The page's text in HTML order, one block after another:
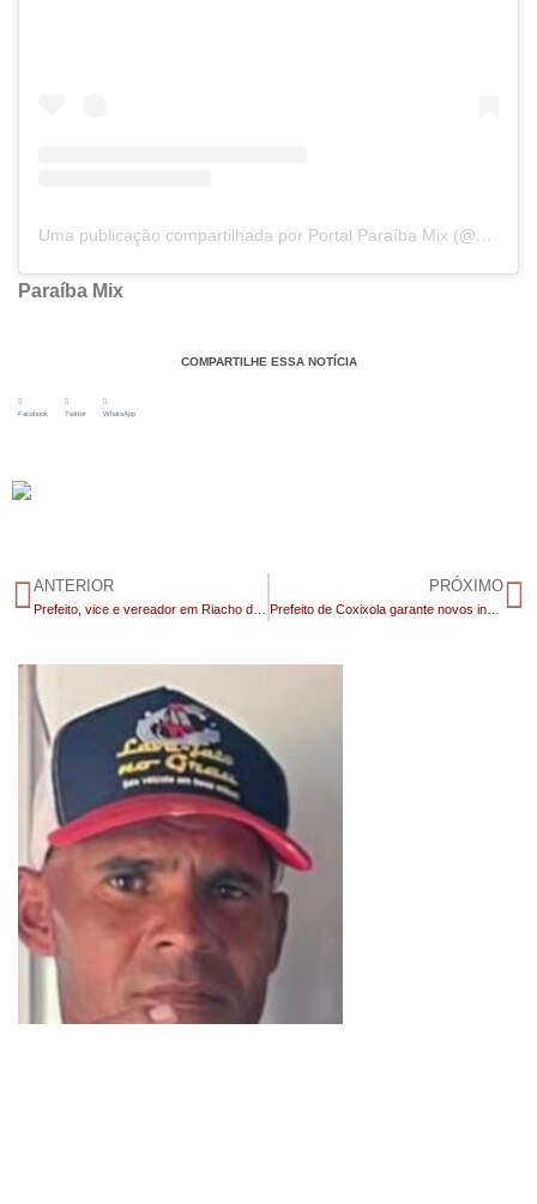
Uma publicação compartilhada por Portal Paraíba Mix (@portalparaibamix)
Paraíba Mix
COMPARTILHE ESSA NOTÍCIA
Facebook Twitter WhatsApp
ANTERIOR
Prefeito, vice e vereador em Riacho dos Cavalos têm mandatos cassados por compra de votos
PRÓXIMO
Prefeito de Coxixola garante novos investimentos após reunião com governador João Azevêdo e vice Lucas Ribeiro